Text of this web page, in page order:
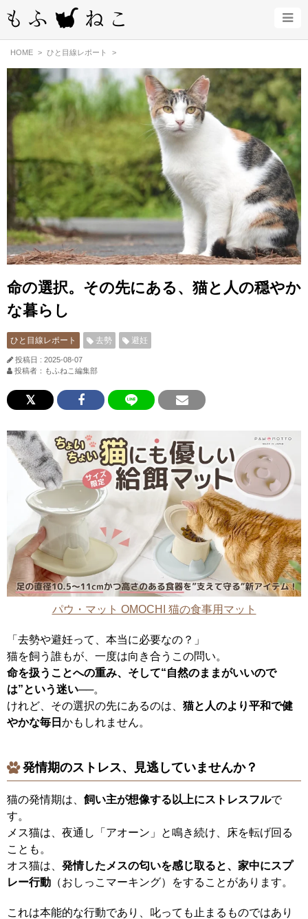
HOME ひと目線レポート
命の選択。その先にある、猫と人の穏やか
な暮らし
ひと目線レポート 去勢 避妊
投稿日 : 2025-08-07
投稿者：もふねこ編集部
パウ・マット OMOCHI 猫の食事用マット
「去勢や避妊って、本当に必要なの？」
猫を飼う誰もが、一度は向き合うこの問い。
命を扱うことへの重み、そして“自然のままがいいので
は”という迷い──。
けれど、その選択の先にあるのは、 猫と人のより平和で健
やかな毎日 かもしれません。
発情期のストレス、見逃していませんか？
猫の発情期は、 飼い主が想像する以上にストレスフルで
す。
メス猫は、夜通し「アオーン」と鳴き続け、床を転げ回る
ことも。
オス猫は、 発情したメスの匂いを感じ取ると、家中にスプ
レー行動 （おしっこマーキング）をすることがあります。
これは本能的な行動であり、叱っても止まるものではあり